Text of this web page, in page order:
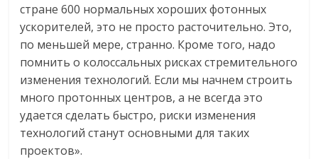
стране 600 нормальных хороших фотонных
ускорителей, это не просто расточительно. Это,
по меньшей мере, странно. Кроме того, надо
помнить о колоссальных рисках стремительного
изменения технологий. Если мы начнем строить
много протонных центров, а не всегда это
удается сделать быстро, риски изменения
технологий станут основными для таких
проектов».